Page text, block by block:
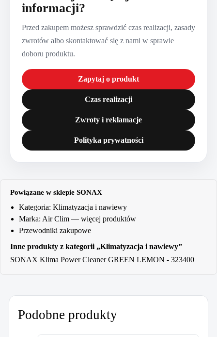
informacji?
Przed zakupem możesz sprawdzić czas realizacji, zasady
zwrotów albo skontaktować się z nami w sprawie
doboru produktu.
Zapytaj o produkt
Czas realizacji
Zwroty i reklamacje
Polityka prywatności
Powiązane w sklepie SONAX
Kategoria: Klimatyzacja i nawiewy
Marka: Air Clim — więcej produktów
Przewodniki zakupowe
Inne produkty z kategorii „Klimatyzacja i nawiewy”
SONAX Klima Power Cleaner GREEN LEMON - 323400
Podobne produkty